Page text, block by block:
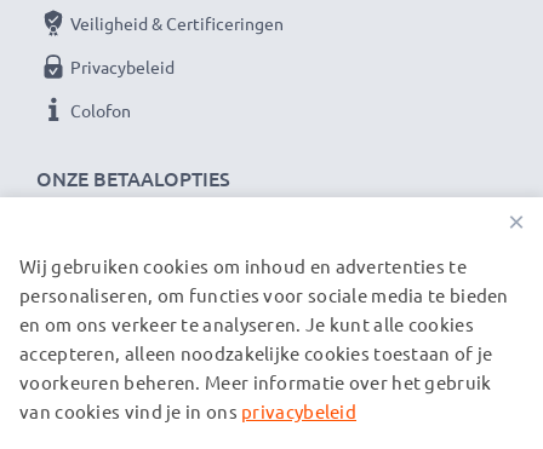
ONZE BETAALOPTIES
Veiligheid & Certificeringen
Privacybeleid
Colofon
ONZE VERZENDPARTNERS
© subtel.nl 2026
Alle prijzen zijn inclusief btw en exclusief verzendkosten.
Houd er rekening mee dat alle genoemde handelsmerken de
×
Wij gebruiken cookies om inhoud en advertenties te
personaliseren, om functies voor sociale media te bieden
en om ons verkeer te analyseren. Je kunt alle cookies
accepteren, alleen noodzakelijke cookies toestaan of je
voorkeuren beheren. Meer informatie over het gebruik
van cookies vind je in ons privacybeleid